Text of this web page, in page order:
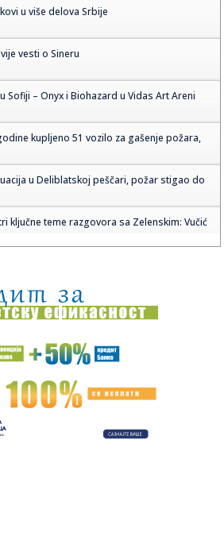
u više delova Srbije
vesti o Sineru
Sofiji – Onyx i Biohazard u Vidas Art Areni
kupljeno 51 vozilo za gašenje požara,
u Deliblatskoj peščari, požar stigao do
ključne teme razgovora sa Zelenskim: Vučić
prvi put u zvaničnoj poseti Srbiji
Ne ovog leta!
odlaska: "Zvezda tražila četiri miliona,
u SEPA smanjiti troškove slanja novca u